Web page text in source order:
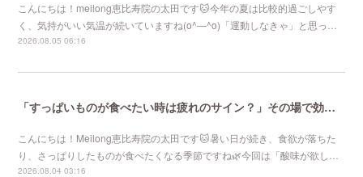
こんにちは！meilong恵比寿院の太田です🐱今年の夏は比較的過ごしやす
く、気持がいい気温が続いていますね(o^―^o)「運動しなきゃ」と思っ…
2026.08.05 06:16
「すっぱいものが食べたい時は疲れのサイン？」その場で効果を感じる針治療をお探しなら恵比寿meilong
こんにちは！Meilong恵比寿院の太田です🐱暑い日が続き、食欲が落ちた
り、さっぱりしたものが食べたくなる季節ですね🌿今回は「酸味が欲し…
2026.08.04 03:16